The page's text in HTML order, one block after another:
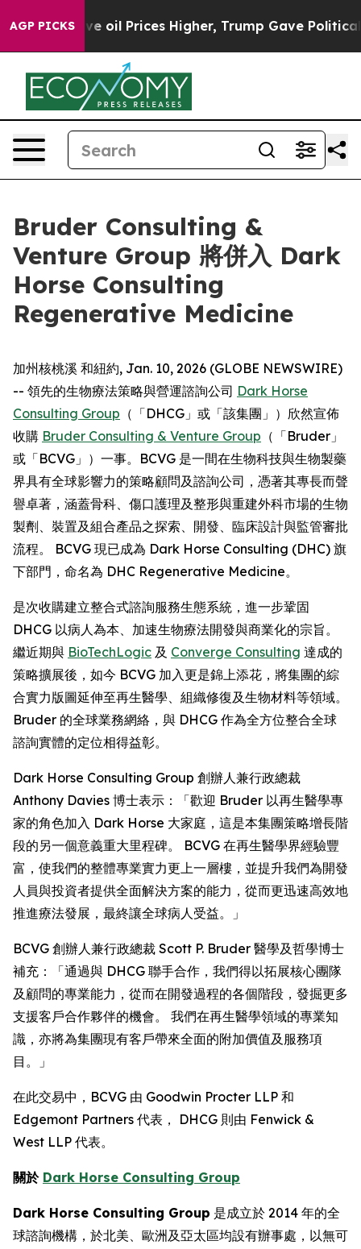
AGP PICKS
Drove oil Prices Higher, Trump Gave Politically
Bruder Consulting &
Venture Group 將併入 Dark
Horse Consulting
Regenerative Medicine
加州核桃溪 和紐約, Jan. 10, 2026 (GLOBE NEWSWIRE)
-- 領先的生物療法策略與營運諮詢公司 Dark Horse
Consulting Group （「DHCG」或「該集團」）欣然宣佈
收購 Bruder Consulting & Venture Group （「Bruder」
或「BCVG」）一事。BCVG 是一間在生物科技與生物製藥
界具有全球影響力的策略顧問及諮詢公司，憑著其專長而聲
譽卓著，涵蓋骨科、傷口護理及整形與重建外科市場的生物
製劑、裝置及組合產品之探索、開發、臨床設計與監管審批
流程。 BCVG 現已成為 Dark Horse Consulting (DHC) 旗
下部門，命名為 DHC Regenerative Medicine。
是次收購建立整合式諮詢服務生態系統，進一步鞏固
DHCG 以病人為本、加速生物療法開發與商業化的宗旨。
繼近期與 BioTechLogic 及 Converge Consulting 達成的
策略擴展後，如今 BCVG 加入更是錦上添花，將集團的綜
合實力版圖延伸至再生醫學、組織修復及生物材料等領域。
Bruder 的全球業務網絡，與 DHCG 作為全方位整合全球
諮詢實體的定位相得益彰。
Dark Horse Consulting Group 創辦人兼行政總裁
Anthony Davies 博士表示：「歡迎 Bruder 以再生醫學專
家的角色加入 Dark Horse 大家庭，這是本集團策略增長階
段的另一個意義重大里程碑。 BCVG 在再生醫學界經驗豐
富，使我們的整體專業實力更上一層樓，並提升我們為開發
人員與投資者提供全面解決方案的能力，從而更迅速高效地
推進療法發展，最終讓全球病人受益。」
BCVG 創辦人兼行政總裁 Scott P. Bruder 醫學及哲學博士
補充：「通過與 DHCG 聯手合作，我們得以拓展核心團隊
及顧問的專業能力，從而在開發過程的各個階段，發掘更多
支援客戶合作夥伴的機會。 我們在再生醫學領域的專業知
識，亦將為集團現有客戶帶來全面的附加價值及服務項
目。」
在此交易中，BCVG 由 Goodwin Procter LLP 和
Edgemont Partners 代表， DHCG 則由 Fenwick &
West LLP 代表。
關於 Dark Horse Consulting Group
Dark Horse Consulting Group 是成立於 2014 年的全
球諮詢機構，於北美、歐洲及亞太區均設有辦事處，以無可